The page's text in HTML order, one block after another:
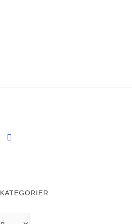
Søk
KATEGORIER